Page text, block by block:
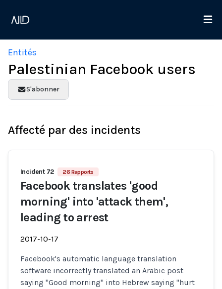
Entités
Palestinian Facebook users
S'abonner
Affecté par des incidents
Incident 72 26 Rapports
Facebook translates 'good
morning' into 'attack them',
leading to arrest
2017-10-17
Facebook's automatic language translation
software incorrectly translated an Arabic post
saying "Good morning" into Hebrew saying "hurt